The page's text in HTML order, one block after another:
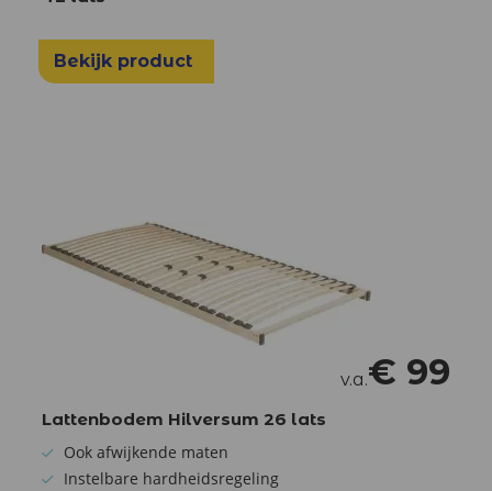
Bekijk product
v.a.€ 99
Lattenbodem Hilversum 26 lats
Ook afwijkende maten
Instelbare hardheidsregeling